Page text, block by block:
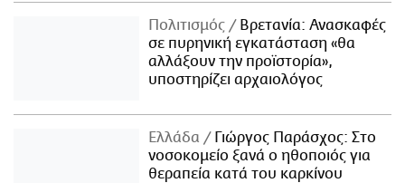
Πολιτισμός
Βρετανία: Ανασκαφές
σε πυρηνική εγκατάσταση «θα
αλλάξουν την προϊστορία»,
υποστηρίζει αρχαιολόγος
Ελλάδα
Γιώργος Παράσχος: Στο
νοσοκομείο ξανά ο ηθοποιός για
θεραπεία κατά του καρκίνου